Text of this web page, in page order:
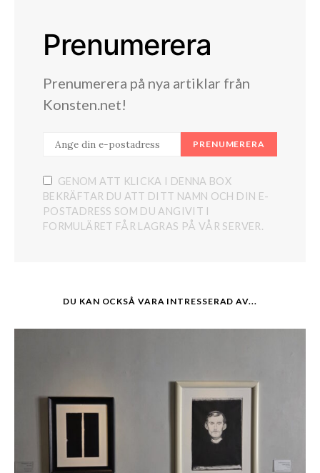
Prenumerera
Prenumerera på nya artiklar från
Konsten.net!
PRENUMERERA
GENOM ATT KLICKA I DENNA BOX
BEKRÄFTAR DU ATT DITT NAMN OCH DIN E-
POSTADRESS SOM DU ANGIVIT I
FORMULÄRET FÅR LAGRAS PÅ VÅR SERVER.
DU KAN OCKSÅ VARA INTRESSERAD AV...